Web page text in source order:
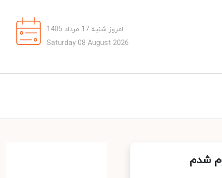
امروز شنبه 17 مرداد 1405
Saturday 08 August 2026
شدم